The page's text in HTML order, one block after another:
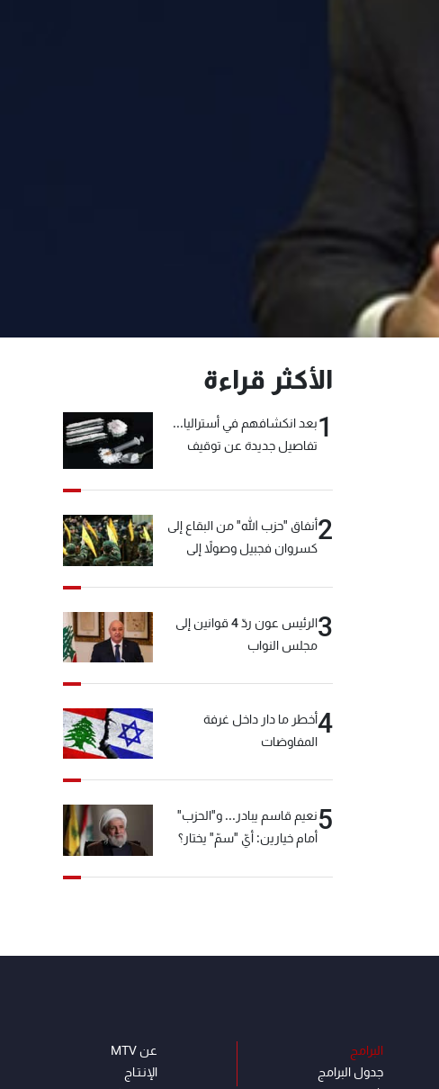
الأكثر قراءة
1بعد انكشافهم في أستراليا...
تفاصيل جديدة عن توقيف
2أنفاق "حزب الله" من البقاع إلى
كسروان فجبيل وصولاً إلى
3
الرئيس عون ردّ 4 قوانين إلى
مجلس النواب
4أخطر ما دار داخل غرفة
المفاوضات
5نعيم قاسم يبادر... و"الحزب"
أمام خيارين: أيّ "سمّ" يختار؟
البرامج
جدول البرامج
عن MTV
الإنـتـاج